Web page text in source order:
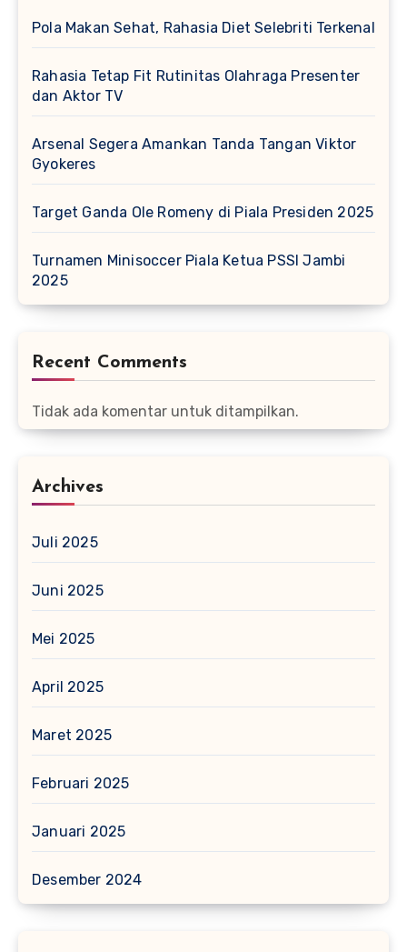
Pola Makan Sehat, Rahasia Diet Selebriti Terkenal
Rahasia Tetap Fit Rutinitas Olahraga Presenter
dan Aktor TV
Arsenal Segera Amankan Tanda Tangan Viktor
Gyokeres
Target Ganda Ole Romeny di Piala Presiden 2025
Turnamen Minisoccer Piala Ketua PSSI Jambi
2025
Recent Comments
Tidak ada komentar untuk ditampilkan.
Archives
Juli 2025
Juni 2025
Mei 2025
April 2025
Maret 2025
Februari 2025
Januari 2025
Desember 2024